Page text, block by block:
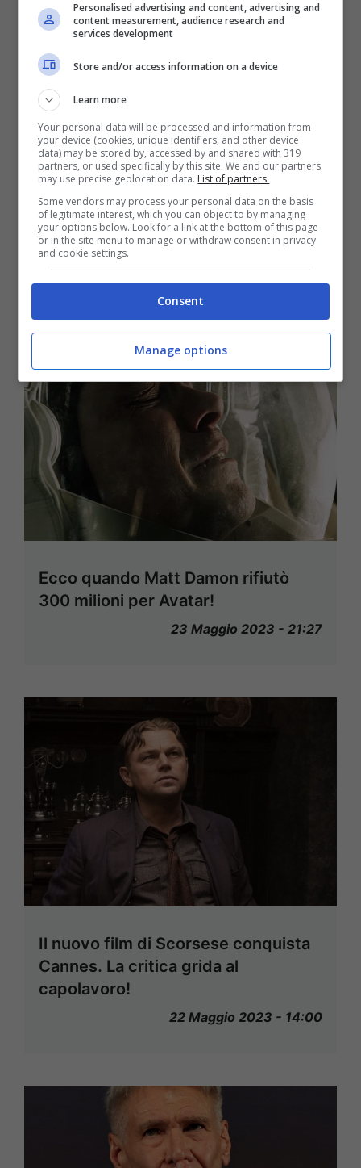
Tarantino conferma il ritiro e attacca
Hollywood: “I film di oggi sono il
nulla!”
Ecco quando Matt Damon rifiutò
300 milioni per Avatar!
23 Maggio 2023 - 21:27
Il nuovo film di Scorsese conquista
Cannes. La critica grida al
capolavoro!
22 Maggio 2023 - 14:00
Personalised advertising and content, advertising and
content measurement, audience research and
services development
Store and/or access information on a device
Learn more
Your personal data will be processed and information from
your device (cookies, unique identifiers, and other device
data) may be stored by, accessed by and shared with 319
partners, or used specifically by this site. We and our partners
may use precise geolocation data. List of partners.
Some vendors may process your personal data on the basis
of legitimate interest, which you can object to by managing
your options below. Look for a link at the bottom of this page
or in the site menu to manage or withdraw consent in privacy
and cookie settings.
Consent
Manage options